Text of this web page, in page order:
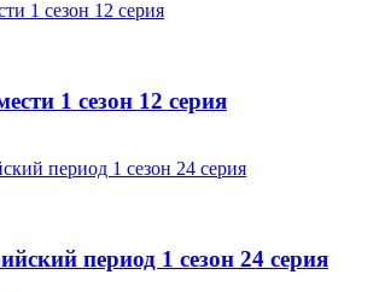
1 сезон 12 серия
период 1 сезон 24 серия